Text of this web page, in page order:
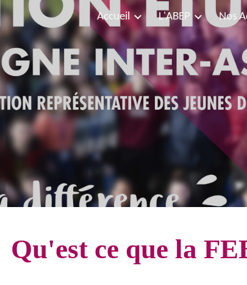
content Skip to
Accueil L'ABEP Nos
Qu'est ce que la